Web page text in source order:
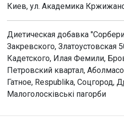
Киев, ул. Академика
Диетическая добавка
Закревского,
Кадетского, Илая Фемили,
Петровский квартал,
Гатное, Respublika,
Малоголосківські пагорби